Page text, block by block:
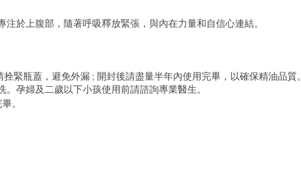
於上腹部，隨著呼吸釋放緊張，與內在力量和自信心連結。
拴緊瓶蓋，避免外漏 ; 開封後請盡量半年內使用完畢，以確保精油品質。
孕婦及二歲以下小孩使用前請諮詢專業醫生。
。